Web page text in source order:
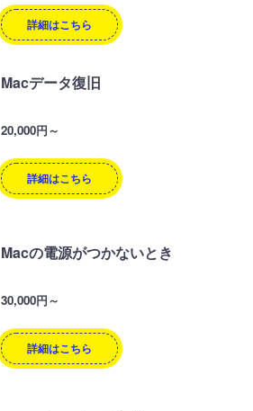
詳細はこちら
Macデータ復旧
20,000円～
詳細はこちら
Macの電源がつかないとき
30,000円～
詳細はこちら